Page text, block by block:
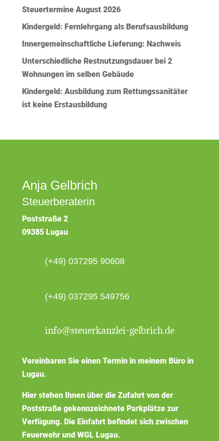
Steuertermine August 2026
Kindergeld: Fernlehrgang als Berufsausbildung
Innergemeinschaftliche Lieferung: Nachweis
Unterschiedliche Restnutzungsdauer bei 2
Wohnungen im selben Gebäude
Kindergeld: Ausbildung zum Rettungssanitäter
ist keine Erstausbildung
Anja Gelbrich
Steuerberaterin
Poststraße 2
09385 Lugau
(+49) 037295 90608
(+49) 037295 549756
info@steuerkanzlei-gelbrich.de
Vereinbaren Sie einen Termin in meinem Büro in
Lugau.
Hier stehen Ihnen über die Zufahrt von der
Poststraße gekennzeichnete Parkplätze zur
Verfügung. Die Einfahrt befindet sich zwischen
Feuerwehr und WGL Lugau.